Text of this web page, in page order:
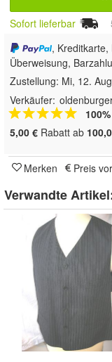
Sofort lieferbar
, Kreditkarte,
Überweisung,
Zustellung: Mi, 12.
Verkäufer:
5,00 € Rabatt ab
Merken Preis
Verwandte